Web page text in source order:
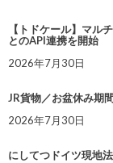
【トドケール】マル
とのAPI連携を開始
2026年7月30日
JR貨物／お盆休み期
2026年7月30日
にしてつドイツ現地